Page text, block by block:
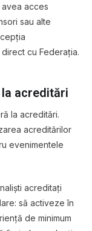
acces
sau alte
cu Federația.
acreditări
la acreditări.
acreditărilor
evenimentele
acreditați
să activeze în
de minimum